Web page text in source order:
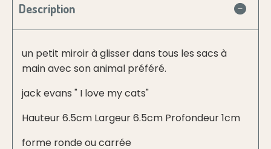
Description
un petit miroir à glisser dans tous les sacs à
main avec son animal préféré.
jack evans " I love my cats"
Hauteur 6.5cm Largeur 6.5cm Profondeur 1cm
forme ronde ou carrée